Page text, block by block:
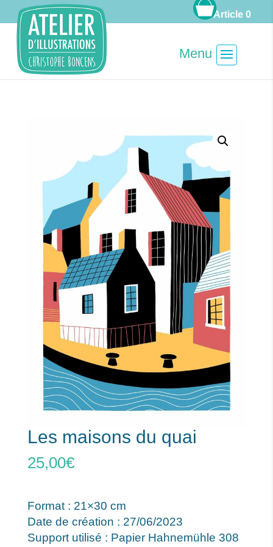
Article 0
Les maisons du quai
25,00€
Format : 21×30 cm
Date de création : 27/06/2023
Support utilisé : Papier Hahnemühle 308